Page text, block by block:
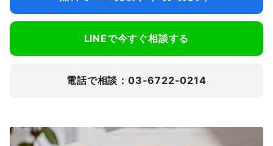
LINEで今すぐ相談する
電話で相談：03-6722-0214